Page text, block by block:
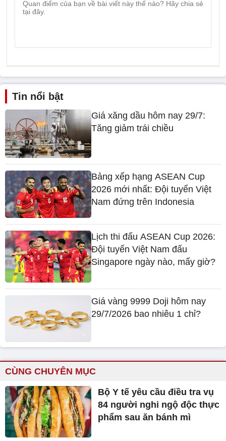
Tin nổi bật
Giá xăng dầu hôm nay 29/7:
Tăng giảm trái chiều
Bảng xếp hạng ASEAN Cup
2026 mới nhất: Đội tuyển Việt
Nam đứng trên Indonesia
Lịch thi đấu ASEAN Cup 2026:
Đội tuyển Việt Nam đấu
Singapore ngày nào, mấy giờ?
Giá vàng 9999 Doji hôm nay
29/7/2026 bao nhiêu 1 chỉ?
CÙNG CHUYÊN MỤC
Bộ Y tế yêu cầu điều tra vụ
84 người nghi ngộ độc thực
phẩm sau ăn bánh mì